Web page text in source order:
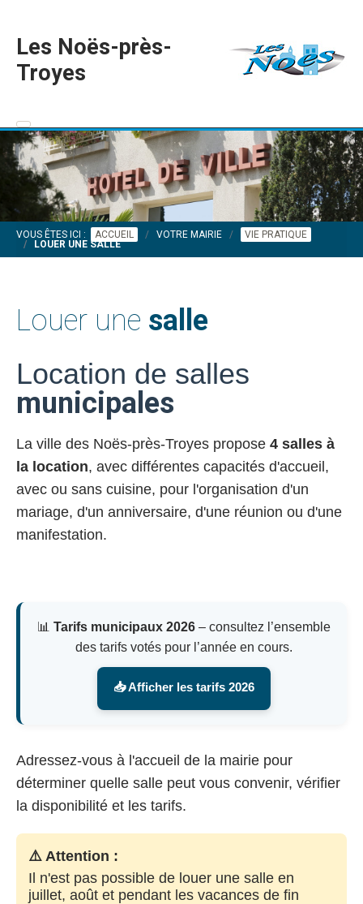
Les Noës-près-
Troyes
VOUS ÊTES ICI : ACCUEIL VOTRE MAIRIE
VIE PRATIQUE
LOUER UNE SALLE
Louer une salle
Location de salles
municipales
La ville des Noës-près-Troyes propose 4 salles à
la location, avec différentes capacités d'accueil,
avec ou sans cuisine, pour l'organisation d'un
mariage, d'un anniversaire, d'une réunion ou d'une
manifestation.
📊 Tarifs municipaux 2026– consultez l’ensemble
des tarifs votés pour l’année en cours.
📥 Afficher les tarifs 2026
Adressez-vous à l'accueil de la mairie pour
déterminer quelle salle peut vous convenir, vérifier
la disponibilité et les tarifs.
⚠️ Attention :
Il n'est pas possible de louer une salle en
juillet, août et pendant les vacances de fin